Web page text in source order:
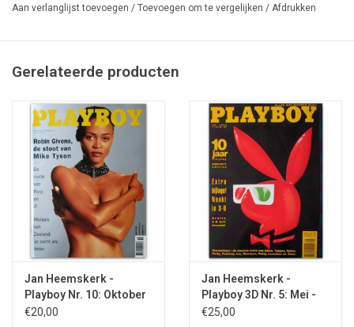
en JULES DEELDER) en een verslag in briefvorm ('Orang Harus
Mati') door Gerard Reve (later in andere vorm verschenen in
'Brieven aan geschoolde arbeiders'). Met illustratie door
Martijn van Sonsbeek.
Aan verlanglijst toevoegen / Toevoegen om te vergelijken / Afdrukken
Gerelateerde producten
Jan Heemskerk -
Playboy Nr. 10: Oktober
- 1994
€20,00
Jan Heemskerk -
Playboy 3D Nr. 5: Mei -
1993
€25,00